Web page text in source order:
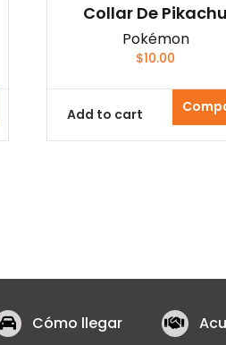
Collar De Pikachu
Pokémon
$10.00
Add to cart
Cómo llegar